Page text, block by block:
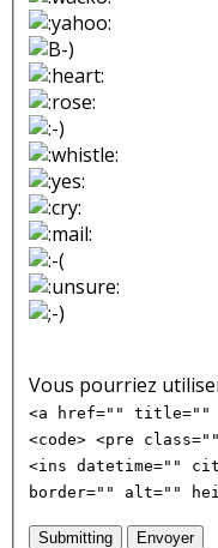
Vous pourriez
<a href="" title=""
<code> <pre
<ins datetime=""
border="" alt=""
Submitting Envoyer